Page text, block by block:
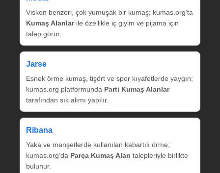
Viskon benzeri, çok yumuşak bir kumaş; kumas.org’ta
Kumaş Alanlarile özellikle iç giyim ve pijama için
talep görür.
Jarse
Esnek örme kumaş, tişört ve spor kıyafetlerde yaygın;
kumas.org platformunda Parti Kumaş Alanlar
tarafından sık alımı yapılır.
Ribana
Yaka ve manşetlerde kullanılan kabartılı örme;
kumas.org’da Parça Kumaş Alan talepleriyle birlikte
bulunur.